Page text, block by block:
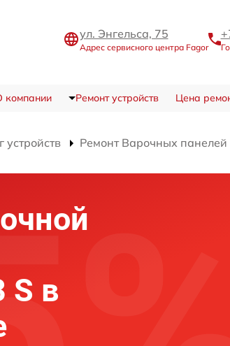
ул. Энгельса, 75
Адрес сервисного центра Fagor
компании Ремонт устройств Цена
устройств Ремонт Варочных панелей
S в